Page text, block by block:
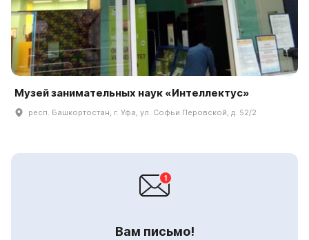
Музей занимательных наук «Интеллектус»
респ. Башкортостан, г. Уфа, ул. Софьи Перовской, д. 52/2
Вам письмо!